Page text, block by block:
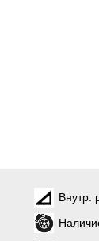
Внутр.